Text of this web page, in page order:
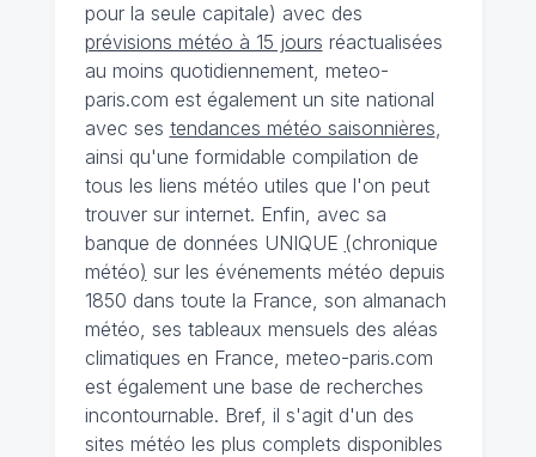
pour la seule capitale) avec des
prévisions météo à 15 jours réactualisées
au moins quotidiennement, meteo-
paris.com est également un site national
avec ses tendances météo saisonnières,
ainsi qu'une formidable compilation de
tous les liens météo utiles que l'on peut
trouver sur internet. Enfin, avec sa
banque de données UNIQUE (chronique
météo) sur les événements météo depuis
1850 dans toute la France, son almanach
météo, ses tableaux mensuels des aléas
climatiques en France, meteo-paris.com
est également une base de recherches
incontournable. Bref, il s'agit d'un des
sites météo les plus complets disponibles